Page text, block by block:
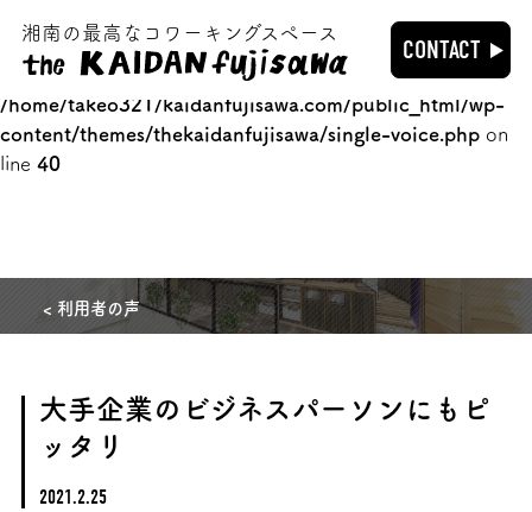
湘南の最高なコワーキングスペース
CONTACT
Warning: Trying to access array offset on value of type
bool in
/home/takeo321/kaidanfujisawa.com/public_html/wp-
content/themes/thekaidanfujisawa/single-voice.php on
line 40
< 利用者の声
大手企業のビジネスパーソンにもピ
ッタリ
2021.2.25